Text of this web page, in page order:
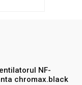
NF-
chromax.black